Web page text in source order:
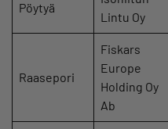
Pöytyä
Lintu Oy
Raasepori
Fiskars
Europe
Holding Oy
Ab